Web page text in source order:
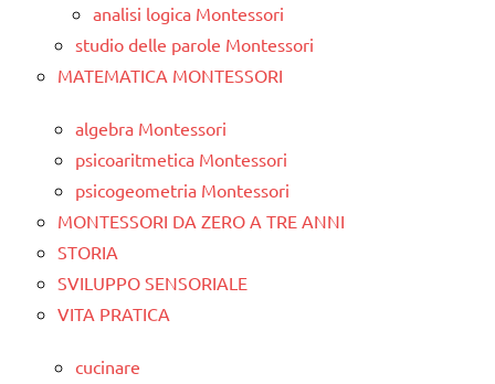
analisi logica Montessori
studio delle parole Montessori
MATEMATICA MONTESSORI
algebra Montessori
psicoaritmetica Montessori
psicogeometria Montessori
MONTESSORI DA ZERO A TRE ANNI
STORIA
SVILUPPO SENSORIALE
VITA PRATICA
cucinare